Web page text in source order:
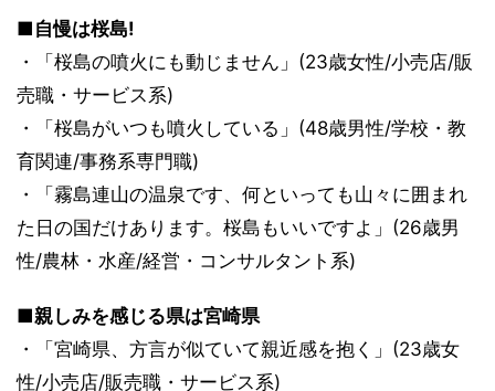
■自慢は桜島!
・「桜島の噴火にも動じません」(23歳女性/小売店/販
売職・サービス系)
・「桜島がいつも噴火している」(48歳男性/学校・教
育関連/事務系専門職)
・「霧島連山の温泉です、何といっても山々に囲まれ
た日の国だけあります。桜島もいいですよ」(26歳男
性/農林・水産/経営・コンサルタント系)
■親しみを感じる県は宮崎県
・「宮崎県、方言が似ていて親近感を抱く」(23歳女
性/小売店/販売職・サービス系)